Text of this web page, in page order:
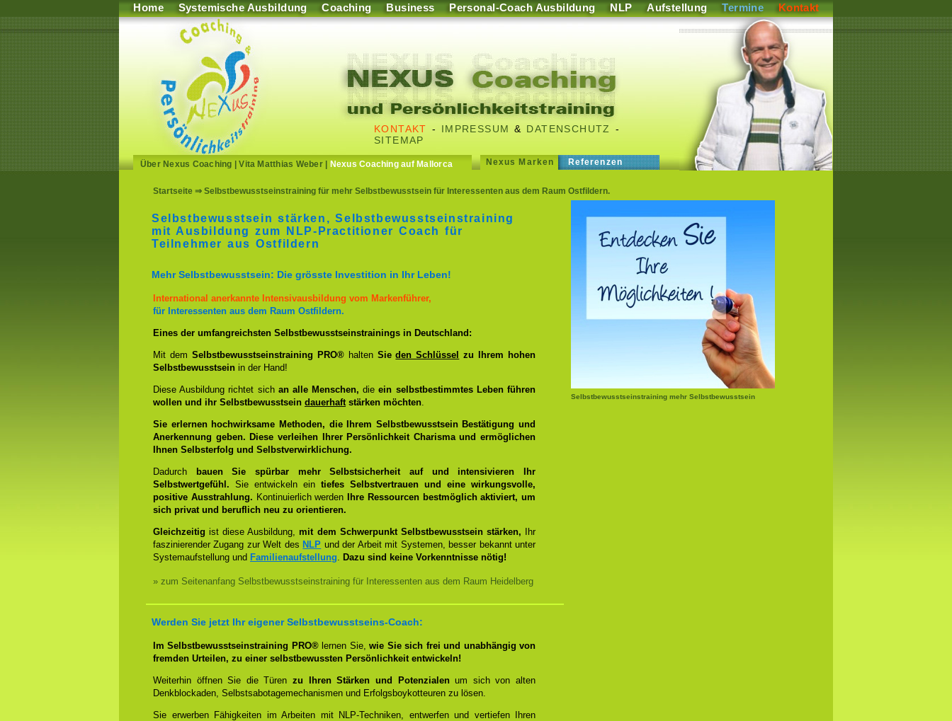
Home Systemische Ausbildung Coaching Business Personal-Coach Ausbildung NLP Aufstellung Termine Kontakt
KONTAKT - IMPRESSUM & DATENSCHUTZ
-
SITEMAP
Über Nexus Coaching |Vita Matthias Weber| Nexus Coaching auf Mallorca Nexus Marken Referenzen
Startseite ⇒ Selbstbewusstseinstraining für mehr Selbstbewusstsein für Interessenten aus dem Raum Ostfildern.
Selbstbewusstseinstraining mehr Selbstbewusstsein
Selbstbewusstsein stärken, Selbstbewusstseinstraining
mit Ausbildung zum NLP-Practitioner Coach für
Teilnehmer aus Ostfildern
Mehr Selbstbewusstsein: Die grösste Investition in Ihr Leben!
International anerkannte Intensivausbildung vom Markenführer,
für Interessenten aus dem Raum Ostfildern.
Eines der umfangreichsten Selbstbewusstseinstrainings in Deutschland:
Mit dem Selbstbewusstseinstraining PRO®haltenSieden Schlüssel
zu Ihrem hohen
Selbstbewusstsein in der Hand!
Diese Ausbildung richtet sich an alle Menschen, dieein selbstbestimmtes Leben führen
wollen und ihr Selbstbewusstsein dauerhaftstärken möchten.
Sie erlernen hochwirksame Methoden, die Ihrem Selbstbewusstsein Bestätigung und
Anerkennung geben. Diese verleihen Ihrer Persönlichkeit Charisma und ermöglichen
Ihnen Selbsterfolg und Selbstverwirklichung.
Dadurch
bauen Sie spürbar mehr Selbstsicherheit auf und intensivieren Ihr
Selbstwertgefühl. Sie entwickeln ein tiefes Selbstvertrauen und eine wirkungsvolle,
positive Ausstrahlung. Kontinuierlich werden
Ihre Ressourcen bestmöglich aktiviert, um
sich privat und beruflich neu zu orientieren.
Gleichzeitigist diese Ausbildung, mit dem Schwerpunkt Selbstbewusstsein stärken, Ihr
faszinierender Zugang zur Welt des NLP und der Arbeit mit Systemen, besser bekannt unter
Systemaufstellung und Familienaufstellung. Dazu sind keine Vorkenntnisse nötig!
» zum Seitenanfang Selbstbewusstseinstraining für Interessenten aus dem Raum Heidelberg
Werden Sie jetzt Ihr eigener Selbstbewusstseins-Coach:
Im Selbstbewusstseinstraining PRO® lernen Sie,wie Sie sich frei und unabhängig von
fremden Urteilen, zu einer selbstbewussten Persönlichkeit entwickeln!
Weiterhin öffnen Sie die Türenzu Ihren Stärken und Potenzialenum sich von alten
Denkblockaden, Selbstsabotagemechanismen und Erfolgsboykotteuren zu lösen.
Sie erwerben Fähigkeiten im Arbeiten mit NLP-Techniken, entwerfen und vertiefen Ihren